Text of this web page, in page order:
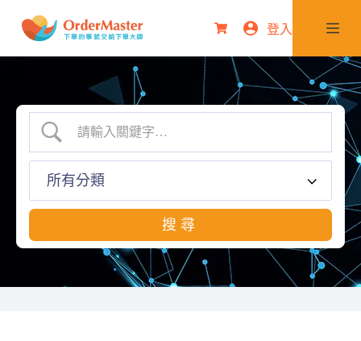
跳
至
主
購
物
登入